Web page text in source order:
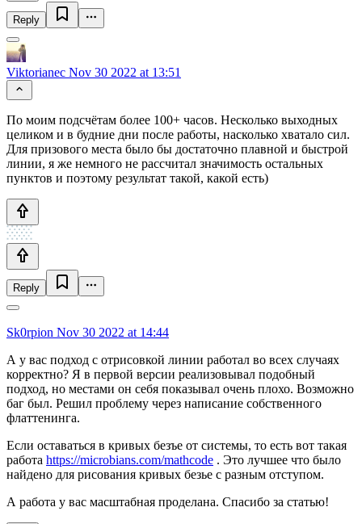
Reply
Viktorianec Nov 30 2022 at 13:51
По моим подсчётам более 100+ часов. Несколько выходных
целиком и в будние дни после работы, насколько хватало сил.
Для призового места было бы достаточно плавной и быстрой
линии, я же немного не рассчитал значимость остальных
пунктов и поэтому результат такой, какой есть)
Reply
Sk0rpion Nov 30 2022 at 14:44
А у вас подход с отрисовкой линии работал во всех случаях
корректно? Я в первой версии реализовывал подобный
подход, но местами он себя показывал очень плохо. Возможно
баг был. Решил проблему через написание собственного
флаттенинга.
Если оставаться в кривых безъе от системы, то есть вот такая
работа https://microbians.com/mathcode . Это лучшее что было
найдено для рисования кривых безье с разным отступом.
А работа у вас масштабная проделана. Спасибо за статью!